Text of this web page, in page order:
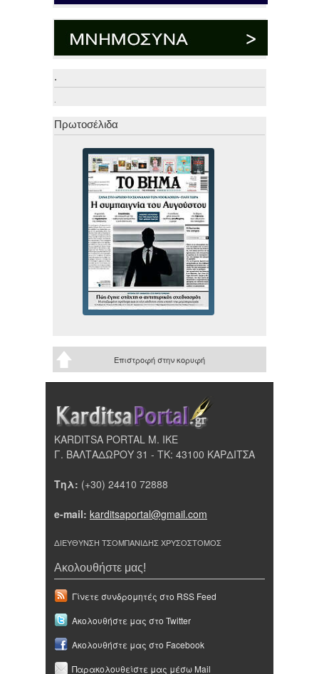
.
.
Πρωτοσέλιδα
Επιστροφή στην κορυφή
KARDITSA PORTAL Μ. ΙΚΕ
Γ. ΒΑΛΤΑΔΩΡΟΥ 31 - ΤΚ: 43100 ΚΑΡΔΙΤΣΑ
Τηλ: (+30) 24410 72888
e-mail: karditsaportal@gmail.com
ΔΙΕΥΘΥΝΣΗ ΤΣΟΜΠΑΝΙΔΗΣ ΧΡΥΣΟΣΤΟΜΟΣ
Ακολουθήστε μας!
Γίνετε συνδρομητές στο RSS Feed
Ακολουθήστε μας στο Twitter
Ακολουθήστε μας στο Facebook
Παρακολουθείστε μας μέσω Mail